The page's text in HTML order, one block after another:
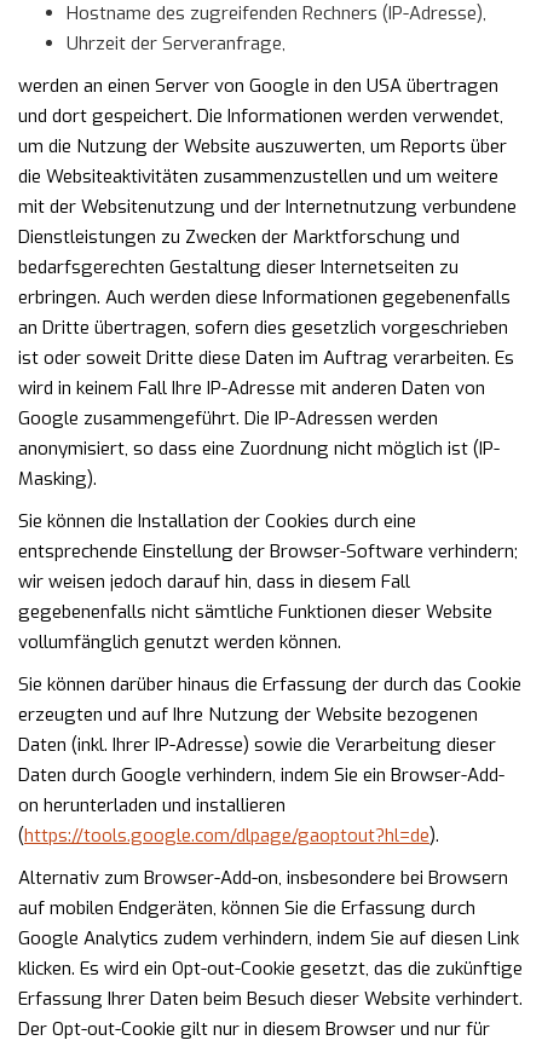
Hostname des zugreifenden Rechners (IP-Adresse),
Uhrzeit der Serveranfrage,
werden an einen Server von Google in den USA übertragen
und dort gespeichert. Die Informationen werden verwendet,
um die Nutzung der Website auszuwerten, um Reports über
die Websiteaktivitäten zusammenzustellen und um weitere
mit der Websitenutzung und der Internetnutzung verbundene
Dienstleistungen zu Zwecken der Marktforschung und
bedarfsgerechten Gestaltung dieser Internetseiten zu
erbringen. Auch werden diese Informationen gegebenenfalls
an Dritte übertragen, sofern dies gesetzlich vorgeschrieben
ist oder soweit Dritte diese Daten im Auftrag verarbeiten. Es
wird in keinem Fall Ihre IP-Adresse mit anderen Daten von
Google zusammengeführt. Die IP-Adressen werden
anonymisiert, so dass eine Zuordnung nicht möglich ist (IP-
Masking).
Sie können die Installation der Cookies durch eine
entsprechende Einstellung der Browser-Software verhindern;
wir weisen jedoch darauf hin, dass in diesem Fall
gegebenenfalls nicht sämtliche Funktionen dieser Website
vollumfänglich genutzt werden können.
Sie können darüber hinaus die Erfassung der durch das Cookie
erzeugten und auf Ihre Nutzung der Website bezogenen
Daten (inkl. Ihrer IP-Adresse) sowie die Verarbeitung dieser
Daten durch Google verhindern, indem Sie ein Browser-Add-
on herunterladen und installieren
(https://tools.google.com/dlpage/gaoptout?hl=de).
Alternativ zum Browser-Add-on, insbesondere bei Browsern
auf mobilen Endgeräten, können Sie die Erfassung durch
Google Analytics zudem verhindern, indem Sie auf diesen Link
klicken. Es wird ein Opt-out-Cookie gesetzt, das die zukünftige
Erfassung Ihrer Daten beim Besuch dieser Website verhindert.
Der Opt-out-Cookie gilt nur in diesem Browser und nur für